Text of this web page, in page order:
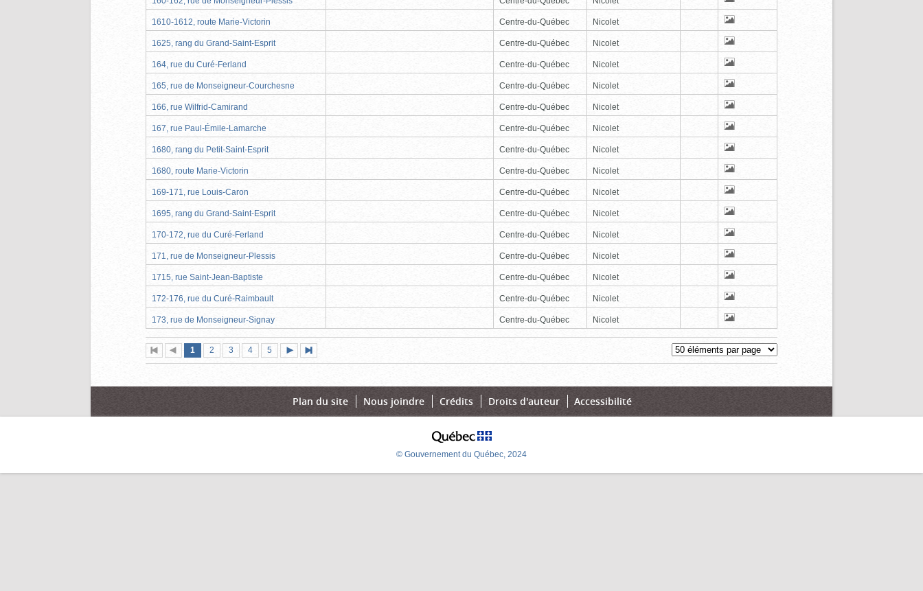
1610-1612, route Marie-Victorin Centre-du-Québec Nicolet
1625, rang du Grand-Saint-Esprit Centre-du-Québec Nicolet
164, rue du Curé-Ferland Centre-du-Québec Nicolet
165, rue de Monseigneur-Courchesne Centre-du-Québec Nicolet
166, rue Wilfrid-Camirand Centre-du-Québec Nicolet
167, rue Paul-Émile-Lamarche Centre-du-Québec Nicolet
1680, rang du Petit-Saint-Esprit Centre-du-Québec Nicolet
1680, route Marie-Victorin Centre-du-Québec Nicolet
169-171, rue Louis-Caron Centre-du-Québec Nicolet
1695, rang du Grand-Saint-Esprit Centre-du-Québec Nicolet
170-172, rue du Curé-Ferland Centre-du-Québec Nicolet
171, rue de Monseigneur-Plessis Centre-du-Québec Nicolet
1715, rue Saint-Jean-Baptiste Centre-du-Québec Nicolet
172-176, rue du Curé-Raimbault Centre-du-Québec Nicolet
173, rue de Monseigneur-Signay Centre-du-Québec Nicolet
Première
page
Page
précédente
Page
1 (page
actuelle)
Page
2 Page
3 Page
4 Page
5
suivante
page
Plan du site Nous joindre Crédits Droits d'auteur Accessibilité
© Gouvernement du Québec, 2024